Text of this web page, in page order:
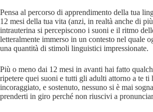
Pensa al percorso di apprendimento della tua
12 mesi della tua vita (anzi, in realtà anche di
intrauterina si percepiscono i suoni e il ritmo
letteralmente immerso in un contesto nel quale
una quantità di stimoli linguistici impressionate.
Più o meno dai 12 mesi in avanti hai fatto
ripetere quei suoni e tutti gli adulti attorno a te ti
incoraggiato, e sostenuto, nessuno si è mai
prenderti in giro perché non riuscivi a